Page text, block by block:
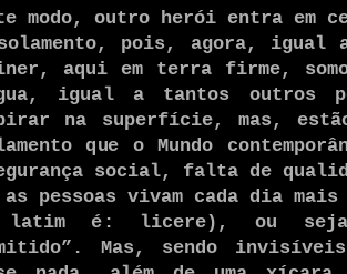
modo, outro herói entra em
pois, agora, igual
aqui em terra firme,
igual a tantos outros
na superfície, mas,
que o Mundo
social, falta de
as pessoas vivam cada dia
latim é: licere), ou
Mas, sendo